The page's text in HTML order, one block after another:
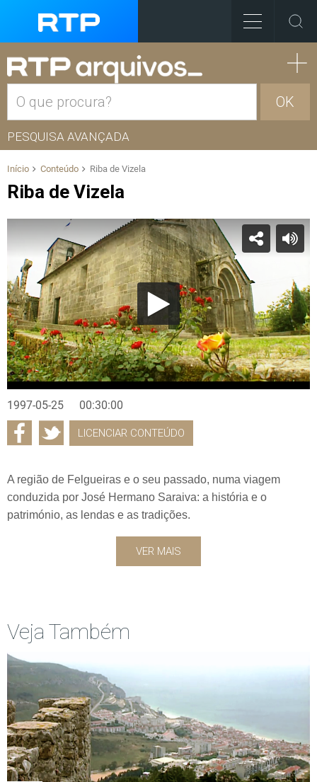
OK
PESQUISA AVANÇADA
Início Conteúdo Riba de Vizela
Riba de Vizela
1997-05-25 00:30:00
LICENCIAR CONTEÚDO
A região de Felgueiras e o seu passado, numa viagem
conduzida por José Hermano Saraiva: a história e o
património, as lendas e as tradições.
VER MAIS
Veja Também